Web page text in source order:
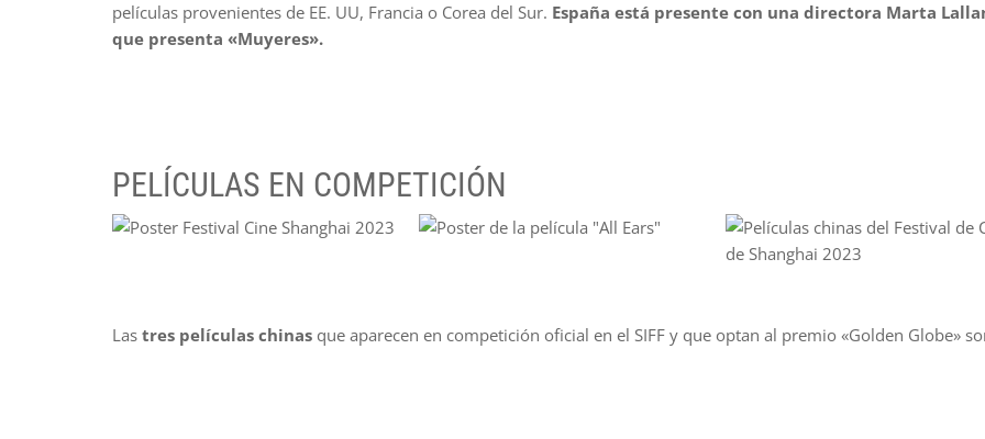
películas provenientes de EE. UU, Francia o Corea del Sur. España está presente con una directora Marta
que presenta «Muyeres».
PELÍCULAS EN COMPETICIÓN
Las tres películas chinas que aparecen en competición oficial en el SIFF y que optan al premio «Golden Globe»